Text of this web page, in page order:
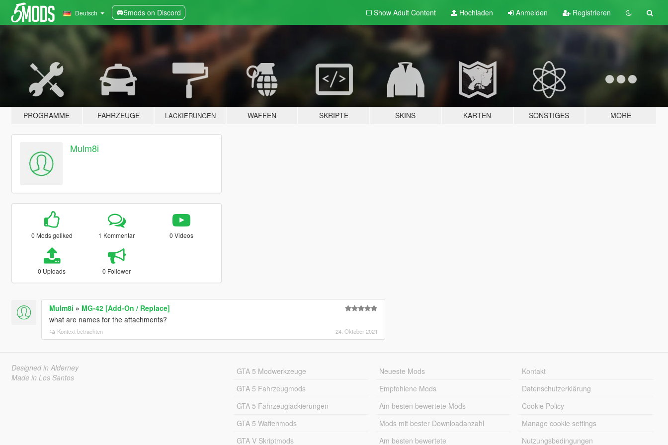
Deutsch 5mods on Discord Show Adult Content Hochladen Anmelden Registrieren
PROGRAMME FAHRZEUGE LACKIERUNGEN WAFFEN SKRIPTE SKINS KARTEN SONSTIGES MORE
Mulm8i
0 Mods geliked 1 Kommentar 0 Videos
0 Uploads 0 Follower
Mulm8i » MG-42 [Add-On / Replace]
what are names for the attachments?
Kontext betrachten 24. Oktober 2021
Designed in Alderney
Made in Los Santos
GTA 5 Modwerkzeuge
GTA 5 Fahrzeugmods
GTA 5 Fahrzeuglackierungen
GTA 5 Waffenmods
GTA V Skriptmods
Neueste Mods
Empfohlene Mods
Am besten bewertete Mods
Mods mit bester Downloadanzahl
Am besten bewertete
Kontakt
Datenschutzerklärung
Cookie Policy
Manage cookie settings
Nutzungsbedingungen